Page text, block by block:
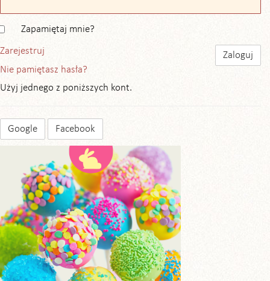
Zapamiętaj mnie?
Zarejestruj
Nie pamiętasz hasła?
Użyj jednego z poniższych kont.
Google Facebook